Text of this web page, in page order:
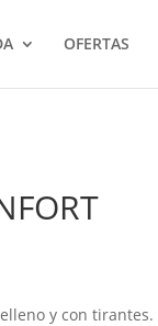
OFERTAS
y con tirantes.